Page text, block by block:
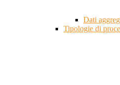
Dati
Tipologie di